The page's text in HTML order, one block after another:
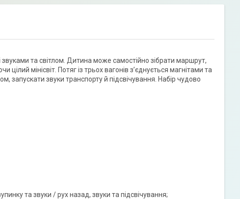
та світлом. Дитина може самостійно зібрати маршрут,
мінісвіт. Потяг із трьох вагонів з’єднується магнітами та
звуки транспорту й підсвічування. Набір чудово
та звуки / рух назад, звуки та підсвічування;